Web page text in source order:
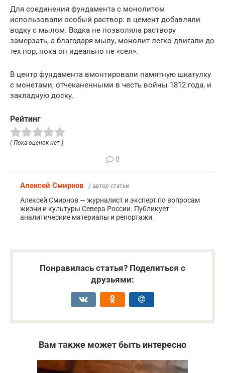
Для соединения фундамента с монолитом
использовали особый раствор: в цемент добавляли
водку с мылом. Водка не позволяла раствору
замерзать, а благодаря мылу, монолит легко двигали до
тех пор, пока он идеально не «сел».
В центр фундамента вмонтировали памятную шкатулку
с монетами, отчеканенными в честь войны 1812 года, и
закладную доску.
Рейтинг
( Пока оценок нет )
0
Алексей Смирнов / автор статьи
Алексей Смирнов — журналист и эксперт по вопросам
жизни и культуры Севера России. Публикует
аналитические материалы и репортажи.
Понравилась статья? Поделиться с
друзьями:
Вам также может быть интересно